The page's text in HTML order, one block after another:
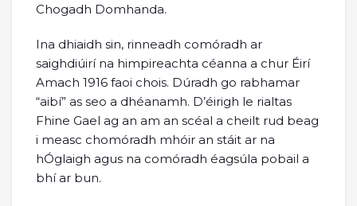
Chogadh Domhanda.
Ina dhiaidh sin, rinneadh comóradh ar
saighdiúirí na himpireachta céanna a chur Éirí
Amach 1916 faoi chois. Dúradh go rabhamar
“aibí” as seo a dhéanamh. D’éirigh le rialtas
Fhine Gael ag an am an scéal a cheilt rud beag
i measc chomóradh mhóir an stáit ar na
hÓglaigh agus na comóradh éagsúla pobail a
bhí ar bun.